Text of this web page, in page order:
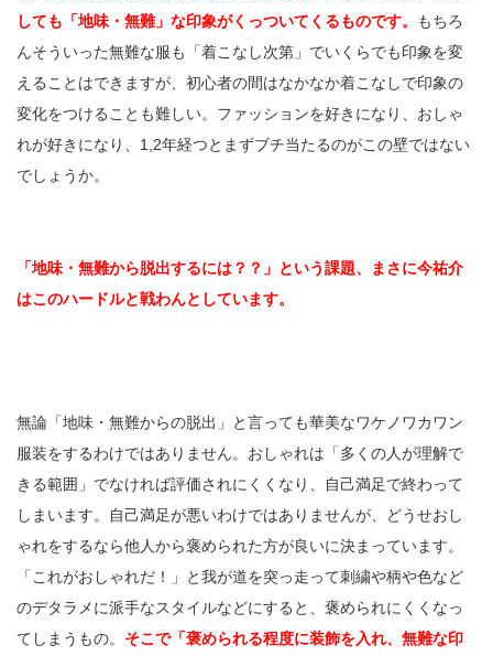
しても「地味・無難」な印象がくっついてくるものです。
もちろ
んそういった無難な服も「着こなし次第」でいくらでも印象を変
えることはできますが、初心者の間はなかなか着こなしで印象の
変化をつけることも難しい。ファッションを好きになり、おしゃ
れが好きになり、1,2年経つとまずブチ当たるのがこの壁ではない
でしょうか。
「地味・無難から脱出するには？？」という課題、まさに今祐介
はこのハードルと戦わんとしています。
無論「地味・無難からの脱出」と言っても華美なワケノワカワン
服装をするわけではありません。おしゃれは「多くの人が理解で
きる範囲」でなければ評価されにくくなり、自己満足で終わって
しまいます。自己満足が悪いわけではありませんが、どうせおし
ゃれをするなら他人から褒められた方が良いに決まっています。
「これがおしゃれだ！」と我が道を突っ走って刺繍や柄や色など
のデタラメに派手なスタイルなどにすると、褒められにくくなっ
てしまうもの。 そこで「褒められる程度に装飾を入れ、無難な印